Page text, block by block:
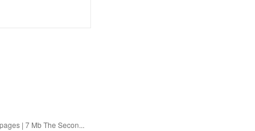
| 7 Mb The Secon...